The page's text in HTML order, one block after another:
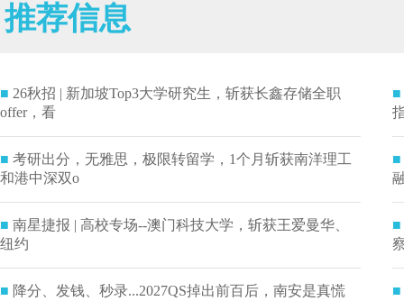
推荐信息
■ 26秋招 | 新加坡Top3大学研究生，斩获长鑫存储全职
offer，看
■ 考研出分，无雅思，极限转留学，1个月斩获南洋理工
和港中深双o
■ 南星捷报 | 高校专场--澳门科技大学，斩获王爱曼华、
纽约
■ 降分、发钱、秒录...2027QS掉出前百后，南安是真慌
■
■
■
■